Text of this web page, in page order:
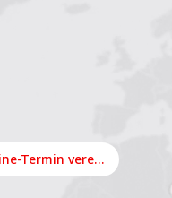
Online-Termin vereinbaren